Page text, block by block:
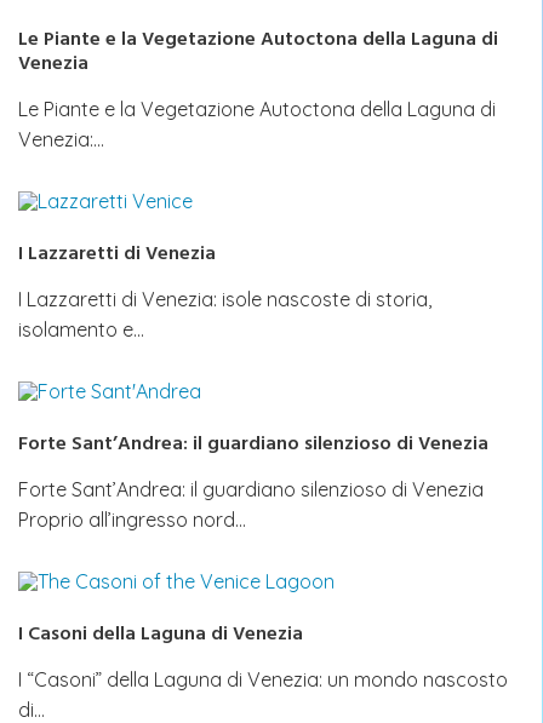
Le Piante e la Vegetazione Autoctona della Laguna di
Venezia
Le Piante e la Vegetazione Autoctona della Laguna di
Venezia:…
I Lazzaretti di Venezia
I Lazzaretti di Venezia: isole nascoste di storia,
isolamento e…
Forte Sant’Andrea: il guardiano silenzioso di Venezia
Forte Sant’Andrea: il guardiano silenzioso di Venezia
Proprio all’ingresso nord…
I Casoni della Laguna di Venezia
I “Casoni” della Laguna di Venezia: un mondo nascosto
di…